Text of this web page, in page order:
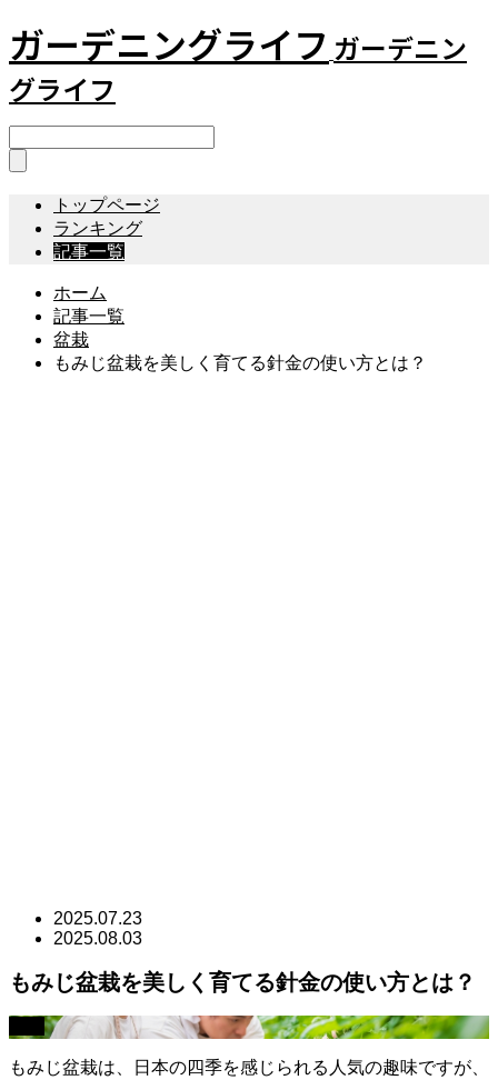
ガーデニングライフ ガーデニン
グライフ
トップページ
ランキング
記事一覧
ホーム
記事一覧
盆栽
もみじ盆栽を美しく育てる針金の使い方とは？
2025.07.23
2025.08.03
もみじ盆栽を美しく育てる針金の使い方とは？
もみじ盆栽は、日本の四季を感じられる人気の趣味ですが、